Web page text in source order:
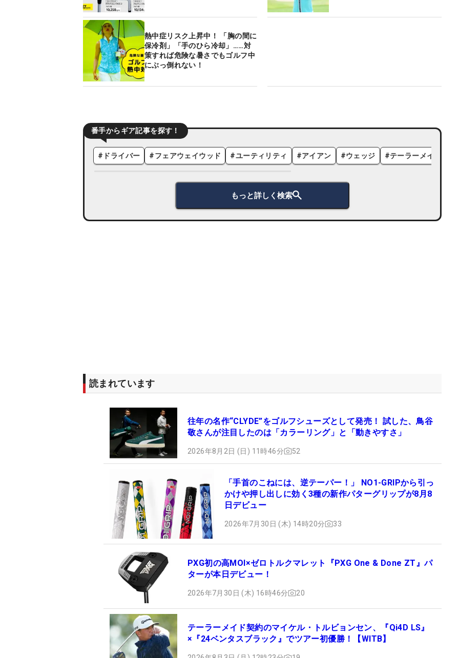
熱中症リスク上昇中！ 「胸の間に
保冷剤」「手のひら冷却」……対
策すれば危険な暑さでもゴルフ中
にぶっ倒れない！
番手からギア記事を探す！
# ドライバー #フェアウェイウッド #ユーティリティ #アイアン #ウェッジ #テーラーメイド
もっと詳しく検索
読まれています
往年の名作“CLYDE”をゴルフシューズとして発売！ 試した、鳥谷
敬さんが注目したのは「カラーリング」と「動きやすさ」
2026年8月2日 (日) 11時46分 52
「手首のこねには、逆テーパー！」 NO1-GRIPから引っ
かけや押し出しに効く3種の新作パターグリップが8月8
日デビュー
2026年7月30日 (木) 14時20分 33
PXG初の高MOI×ゼロトルクマレット『PXG One & Done ZT』パ
ターが本日デビュー！
2026年7月30日 (木) 16時46分 20
テーラーメイド契約のマイケル・トルビョンセン、『Qi4D LS』
×『24ベンタスブラック』でツアー初優勝！【WITB】